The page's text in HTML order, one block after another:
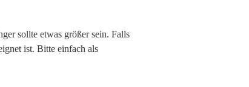
sollte etwas größer sein. Falls
ist. Bitte einfach als